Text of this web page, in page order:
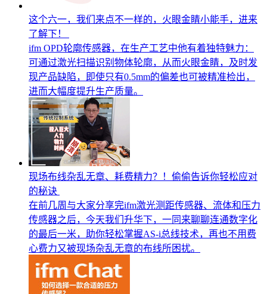
这个六一，我们来点不一样的，火眼金睛小能手，进来
了解下！
ifm OPD轮廓传感器，在生产工艺中他有着独特魅力：
可通过激光扫描识别物体轮廓，从而火眼金睛，及时发
现产品缺陷，即使只有0.5mm的偏差也可被精准检出，
进而大幅度提升生产质量。
现场布线杂乱无章、耗费精力？！偷偷告诉你轻松应对
的秘诀
在前几周与大家分享完ifm激光测距传感器、流体和压力
传感器之后，今天我们升华下，一同来聊聊连通数字化
的最后一米，助你轻松掌握AS-i总线技术，再也不用费
心费力又被现场杂乱无章的布线所困扰。